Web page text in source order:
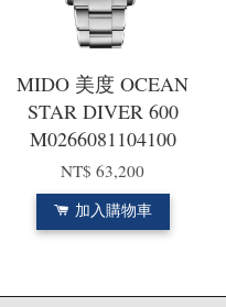
MIDO 美度 OCEAN
STAR DIVER 600
M0266081104100
NT$ 63,200
加入購物車